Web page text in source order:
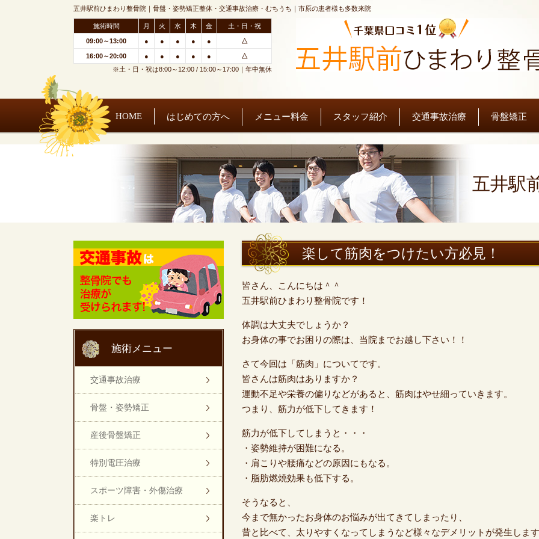
五井駅前ひまわり整骨院｜骨盤・姿勢矯正整体・交通事故治療・むちうち｜市原の患者様も多数来院
施術時間 月 火 水 木 金 土・日・祝
09:00～13:00 ● ● ● ● ● △
16:00～20:00 ● ● ● ● ●
△
※土・日・祝は8:00～12:00 / 15:00～17:00｜年中無休
HOME はじめての方へ メニュー料金 スタッフ紹介 交通事故治療 骨盤矯正
五井駅
楽して筋肉をつけたい方必見！
皆さん、こんにちは＾＾
五井駅前ひまわり整骨院です！
体調は大丈夫でしょうか？
お身体の事でお困りの際は、当院までお越し下さい！！
さて今回は「筋肉」についてです。
皆さんは筋肉はありますか？
運動不足や栄養の偏りなどがあると、筋肉はやせ細っていきます。
つまり、筋力が低下してきます！
筋力が低下してしまうと・・・
・姿勢維持が困難になる。
・肩こりや腰痛などの原因にもなる。
・脂肪燃焼効果も低下する。
そうなると、
今まで無かったお身体のお悩みが出てきてしまったり、
昔と比べて、太りやすくなってしまうなど様々なデメリットが発生しま
施術メニュー
交通事故治療
骨盤・姿勢矯正
産後骨盤矯正
特別電圧治療
スポーツ障害・外傷治療
楽トレ